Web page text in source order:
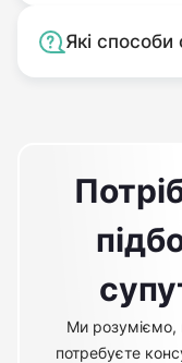
Які
Ми розуміємо,
потребуєте